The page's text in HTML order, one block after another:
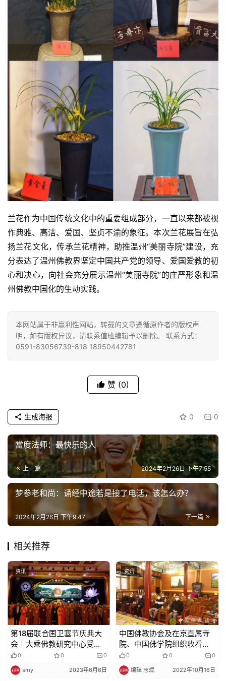
兰花作为中国传统文化中的重要组成部分，一直以来都被视
作典雅、高洁、爱国、坚贞不渝的象征。本次兰花展旨在弘
扬兰花文化，传承兰花精神，助推温州“美丽寺院”建设，充
分表达了温州佛教界坚定中国共产党的领导、爱国爱教的初
心和决心，向社会充分展示温州“美丽寺院”的庄严形象和温
州佛教中国化的生动实践。
本网站属于非赢利性网站，转载的文章遵循原作者的版权声
明，如有版权异议，请联系值班编辑予以删除。 联系方式：
0591-83056739-818 18950442781
赞 (0)
0 0
生成海报
當度法师：最快乐的人
上一篇 2024年2月26日 下午7:55
梦参老和尚：诵经中途若是接了电话，该怎么办？
下一篇
2024年2月26日 下午9:47
相关推荐
资讯
第18届联合国卫塞节庆典大
会｜大乘佛教研究中心受邀
出席并热烈欢迎中国佛教代
表团一行莅临指导参观大乘
佛教研究中心
0 0 0
smy 2023年6月6日
资讯
中国佛教协会及在京直属寺
院、中国佛学院组织收看党
的二十大开幕会
0 0 0
编辑 志斌 2022年10月16日